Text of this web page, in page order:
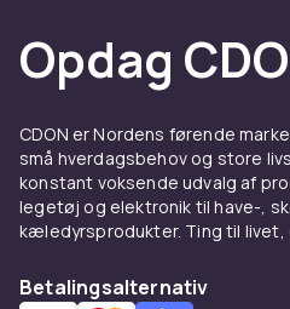
Udskift,
suppler
holder batteriet ikke så
plejede, eller du ønsker
kontor eller din taske.
nemt at finde den rigtige
forskellige computere –
Opdag
CDON er Nordens førende
små hverdagsbehov og store
konstant voksende udvalg af
legetøj og elektronik til have-,
kæledyrsprodukter. Ting til livet,
Betalingsalternativ